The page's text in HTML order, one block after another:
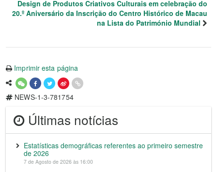
Design de Produtos Criativos Culturais em celebração do
20.º Aniversário da Inscrição do Centro Histórico de Macau
na Lista do Património Mundial
Imprimir esta página
NEWS-1-3-781754
Últimas notícias
Estatísticas demográficas referentes ao primeiro semestre
de 2026
7 de Agosto de 2026 às 16:00